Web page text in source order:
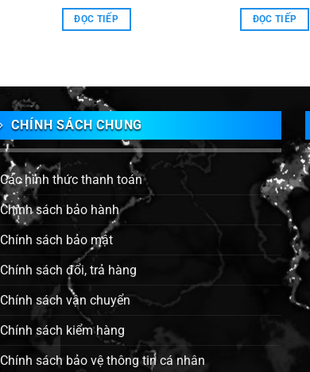
ĐỌC TIẾP ĐỌC TIẾP
CHÍNH SÁCH CHUNG
Các hình thức thanh toán
Chính sách bảo hành
Chính sách bảo mật
Chính sách đổi, trả hàng
Chính sách vận chuyển
Chính sách kiểm hàng
Chính sách bảo vệ thông tin cá nhân